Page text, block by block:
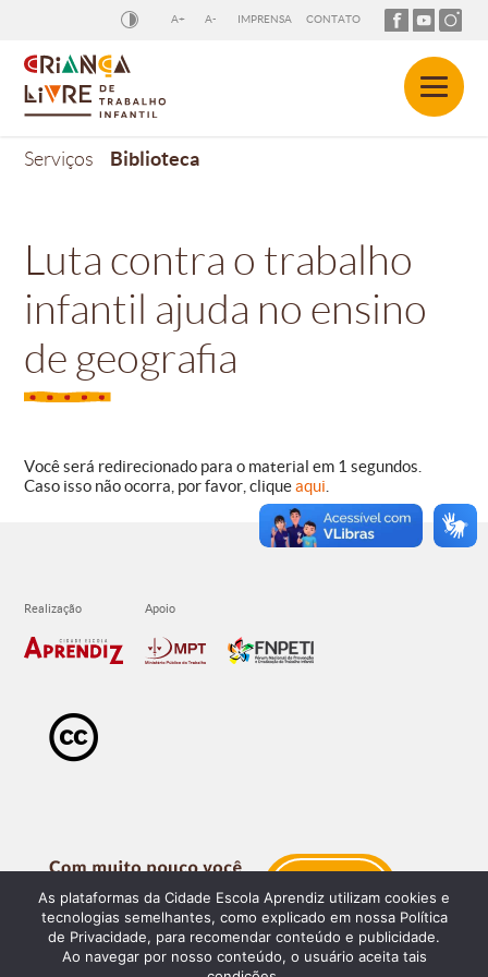
A+ A- IMPRENSA CONTATO
Serviços Biblioteca
Luta contra o trabalho
infantil ajuda no ensino
de geografia
Você será redirecionado para o material em 1 segundos.
Caso isso não ocorra, por favor, cliqueaqui
As plataformas da Cidade Escola Aprendiz utilizam cookies e
tecnologias semelhantes, como explicado em nossa Política
de Privacidade, para recomendar conteúdo e publicidade.
Ao navegar por nosso conteúdo, o usuário aceita tais